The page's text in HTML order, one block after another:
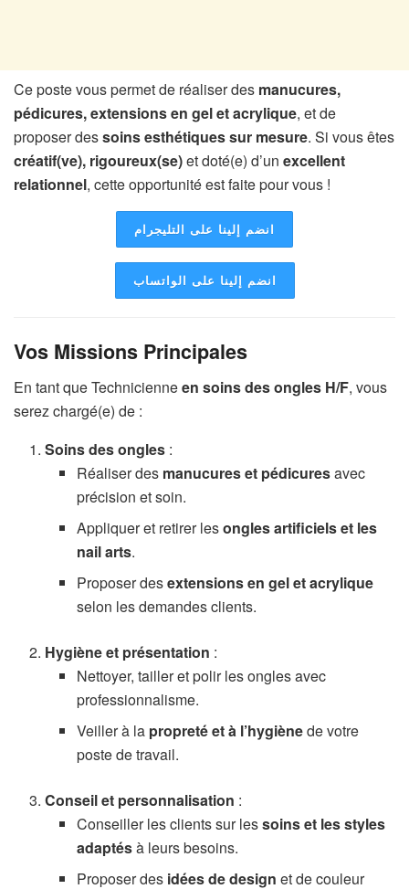
Ce poste vous permet de réaliser des manucures,
pédicures, extensions en gel et acrylique, et de
proposer dessoins esthétiques sur mesure. Si vous êtes
créatif(ve), rigoureux(se)et doté(e) d’un excellent
relationnel, cette opportunité est faite pour vous !
انضم إلينا على التليجرام
انضم إلينا على الواتساب
Vos Missions Principales
En tant que Technicienneen soins des ongles H/F, vous
serez chargé(e) de :
Soins des ongles :
Réaliser des manucures et pédicuresavec
précision et soin.
Appliquer et retirer lesongles artificiels et les
nail arts.
Proposer desextensions en gel et acrylique
selon les demandes clients.
Hygiène et présentation :
Nettoyer, tailler et polir les ongles avec
professionnalisme.
Veiller à la propreté et à l’hygiènede votre
poste de travail.
Conseil et personnalisation :
Conseiller les clients sur lessoins et les styles
adaptésà leurs besoins.
Proposer des idées de design et de couleur